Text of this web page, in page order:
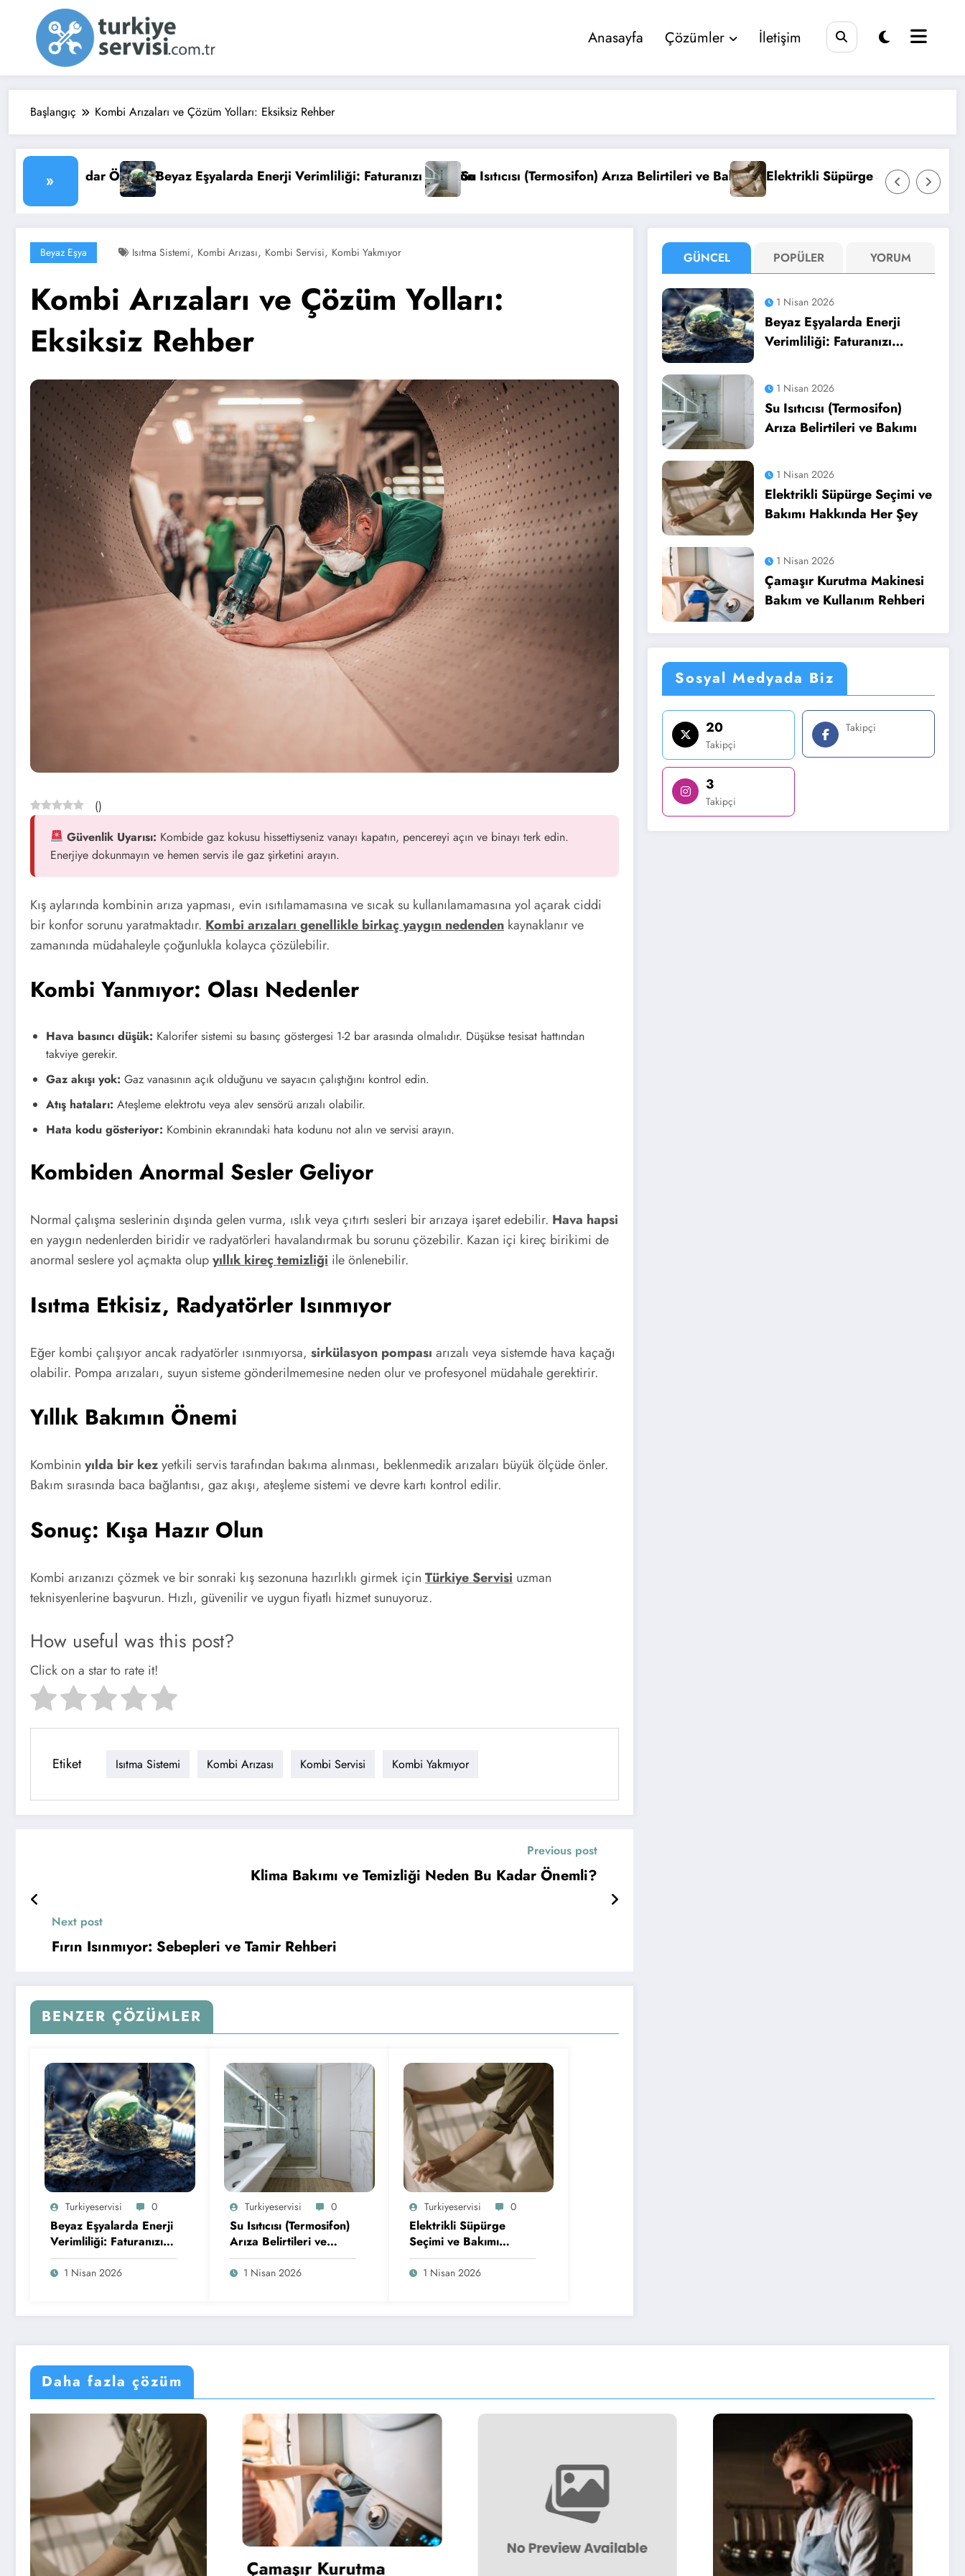
Anasayfa Çözümler İletişim
Başlangıç Kombi Arızaları ve Çözüm Yolları: Eksiksiz Rehber
»
Enerji Verimliliği: Faturanızı DüşürünSu Isıtıcısı (Termosifon) Arıza Belirtileri ve Bakımı Elektrikli Süpürge Seçimi ve Bakımı Hakkında Her ŞeyÇamaşır Kurutma
Beyaz Eşya Isıtma Sistemi, Kombi Arızası, Kombi Servisi, Kombi Yakmıyor
Kombi Arızaları ve Çözüm Yolları:
Eksiksiz Rehber
()
Güvenlik Uyarısı: Kombide gaz kokusu hissettiyseniz vanayı kapatın, pencereyi açın ve binayı terk edin.
Enerjiye dokunmayın ve hemen servis ile gaz şirketini arayın.
Kış aylarında kombinin arıza yapması, evin ısıtılamamasına ve sıcak su kullanılamamasına yol açarak ciddi
bir konfor sorunu yaratmaktadır. Kombi arızaları genellikle birkaç yaygın nedenden kaynaklanır ve
zamanında müdahaleyle çoğunlukla kolayca çözülebilir.
Kombi Yanmıyor: Olası Nedenler
Hava basıncı düşük: Kalorifer sistemi su basınç göstergesi 1-2 bar arasında olmalıdır. Düşükse tesisat hattından
takviye gerekir.
Gaz akışı yok: Gaz vanasının açık olduğunu ve sayacın çalıştığını kontrol edin.
Atış hataları: Ateşleme elektrotu veya alev sensörü arızalı olabilir.
Hata kodu gösteriyor: Kombinin ekranındaki hata kodunu not alın ve servisi arayın.
Kombiden Anormal Sesler Geliyor
Normal çalışma seslerinin dışında gelen vurma, ıslık veya çıtırtı sesleri bir arızaya işaret edebilir. Hava hapsi
en yaygın nedenlerden biridir ve radyatörleri havalandırmak bu sorunu çözebilir. Kazan içi kireç birikimi de
anormal seslere yol açmakta olupyıllık kireç temizliği ile önlenebilir.
Isıtma Etkisiz, Radyatörler Isınmıyor
Eğer kombi çalışıyor ancak radyatörler ısınmıyorsa, sirkülasyon pompası arızalı veya sistemde hava kaçağı
olabilir. Pompa arızaları, suyun sisteme gönderilmemesine neden olur ve profesyonel müdahale gerektirir.
Yıllık Bakımın Önemi
Kombinin yılda bir kezyetkili servis tarafından bakıma alınması, beklenmedik arızaları büyük ölçüde önler.
Bakım sırasında baca bağlantısı, gaz akışı, ateşleme sistemi ve devre kartı kontrol edilir.
Sonuç: Kışa Hazır Olun
Kombi arızanızı çözmek ve bir sonraki kış sezonuna hazırlıklı girmek için Türkiye Servisi uzman
teknisyenlerine başvurun. Hızlı, güvenilir ve uygun fiyatlı hizmet sunuyoruz.
How useful was this post?
Click on a star to rate it!
Etiket Isıtma Sistemi Kombi Arızası Kombi Servisi Kombi Yakmıyor
Previous post
Klima Bakımı ve Temizliği Neden Bu Kadar Önemli?
Next post
Fırın Isınmıyor: Sebepleri ve Tamir Rehberi
BENZER ÇÖZÜMLER
Turkiyeservisi 0
Beyaz Eşyalarda Enerji
Verimliliği: Faturanızı
Düşürün
1 Nisan 2026
Turkiyeservisi 0
Su Isıtıcısı (Termosifon)
Arıza Belirtileri ve
Bakımı
1 Nisan 2026
Turkiyeservisi 0
Elektrikli Süpürge
Seçimi ve Bakımı
Hakkında Her Şey
1 Nisan 2026
GÜNCEL POPÜLER YORUM
1 Nisan 2026
Beyaz Eşyalarda Enerji
Verimliliği: Faturanızı
1 Nisan 2026
Su Isıtıcısı (Termosifon)
Arıza Belirtileri ve Bakımı
1 Nisan 2026
Elektrikli Süpürge Seçimi ve
Bakımı Hakkında Her Şey
1 Nisan 2026
Çamaşır Kurutma Makinesi
Bakım ve Kullanım Rehberi
Sosyal Medyada Biz
20
Takipçi
Takipçi
3
Takipçi
Daha fazla çözüm
Çamaşır Kurutma Kombi Arızaları ve